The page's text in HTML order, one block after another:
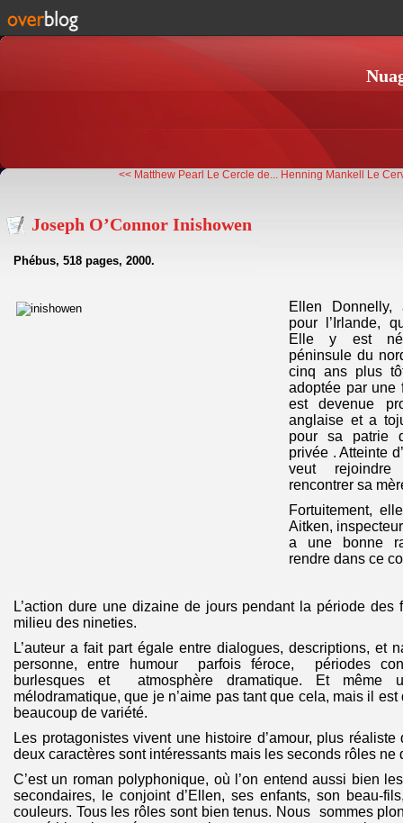
<< Matthew Pearl Le Cercle de... Henning Mankell Le
Joseph O’Connor Inishowen
Phébus, 518 pages, 2000.
Ellen Donnelly,
pour l’Irlande,
Elle y est
péninsule du
cinq ans plus
adoptée par une
est devenue
anglaise et a
pour sa patrie
privée . Atteinte
veut
rencontrer sa
Fortuitement,
Aitken,
a une bonne
rendre dans ce
L’action dure une dizaine de jours pendant la période des
milieu des nineties.
L’auteur a fait part égale entre dialogues, descriptions, et
personne, entre humour parfois féroce, périodes
burlesques et atmosphère dramatique. Et même
mélodramatique, que je n’aime pas tant que cela, mais il
beaucoup de variété.
Les protagonistes vivent une histoire d’amour, plus
deux caractères sont intéressants mais les seconds rôles ne
C’est un roman polyphonique, où l’on entend aussi bien
secondaires, le conjoint d’Ellen, ses enfants, son beau-
couleurs. Tous les rôles sont bien tenus. Nous sommes